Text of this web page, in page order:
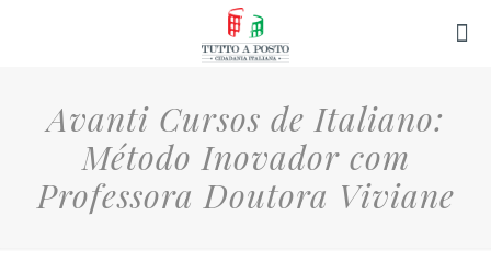
Avanti Cursos de Italiano:
Método Inovador com
Professora Doutora Viviane